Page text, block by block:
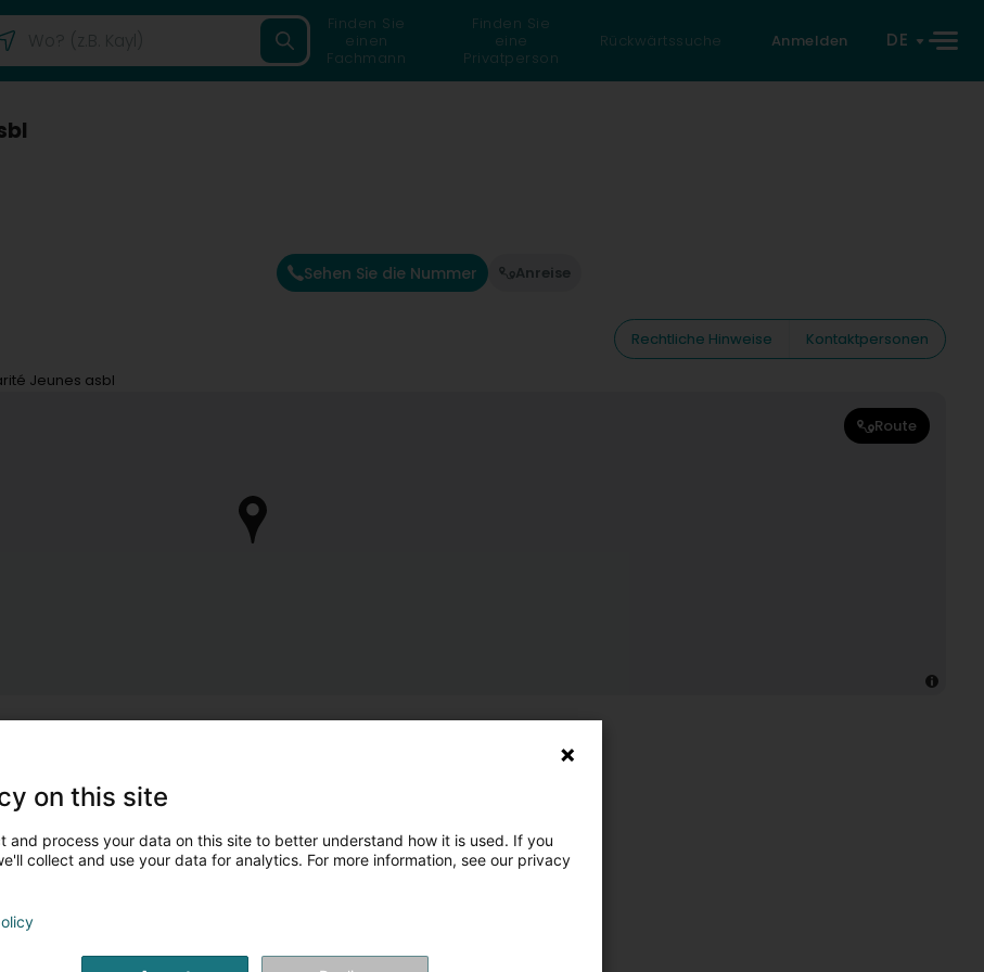
Finden Sie
einen
Fachmann
Finden Sie
eine
Privatperson
Rückwärtssuche Anmelden DE
Sehen Sie die Nummer Anreise
Rechtliche Hinweise
Kontaktpersonen
Jeunes asbl
Route
on this site
and process your data on this site to better understand how it is used. If you
collect and use your data for analytics. For more information, see our privacy